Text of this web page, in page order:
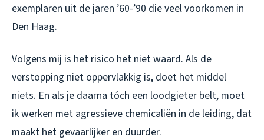
exemplaren uit de jaren ’60-’90 die veel voorkomen in
Den Haag.
Volgens mij is het risico het niet waard. Als de
verstopping niet oppervlakkig is, doet het middel
niets. En als je daarna tóch een loodgieter belt, moet
ik werken met agressieve chemicaliën in de leiding, dat
maakt het gevaarlijker en duurder.